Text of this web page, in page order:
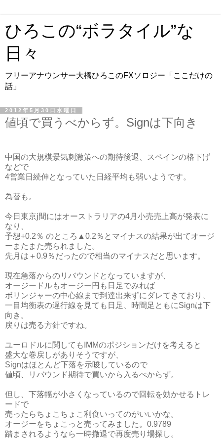
ひろこの“ボラタイル”な
日々
フリーアナウンサー大橋ひろこのFXソロジー「ここだけの
話」
2012年5月30日水曜日
値頃で買うべからず。Signは下向き
中国の大規模景気刺激策への期待後退、スペインの格下げ
などで
4営業日続伸となっていた日経平均も弱いようです。
為替も。
今日東京j間にはオーストラリアの4月小売売上高が発表に
なり、
予想+0.2％ のところ▲0.2％とマイナスの結果が出てオージ
ーまたまた売られました。
先月は＋0.9％だったので相当のマイナスだと思います。
現在急落からのリバウンドとなっていますが、
オージードルもオージー円も日足でみれば
ボリンジャーの中心線まで到達出来ずにダレてきており、
一目均衡表の遅行線を見ても日足、時間足ともにSignは下
向き。
戻りは売る方針ですね。
ユーロドルに関してもIMMのポジションだけを考えると
盛大な巻戻しがありそうですが、
Signはほとんど下落を示唆しているので
値頃、リバウンド期待で買いから入るべからず。
但し、下落幅が小さくなっているので回転を効かせるトレ
ードで
売ったらちょこちょこ利食いってのがいいかな。
オージーをちょこっと売ってみました。0.9789
踏まされるようなら一時撤退で再度売り場探し。